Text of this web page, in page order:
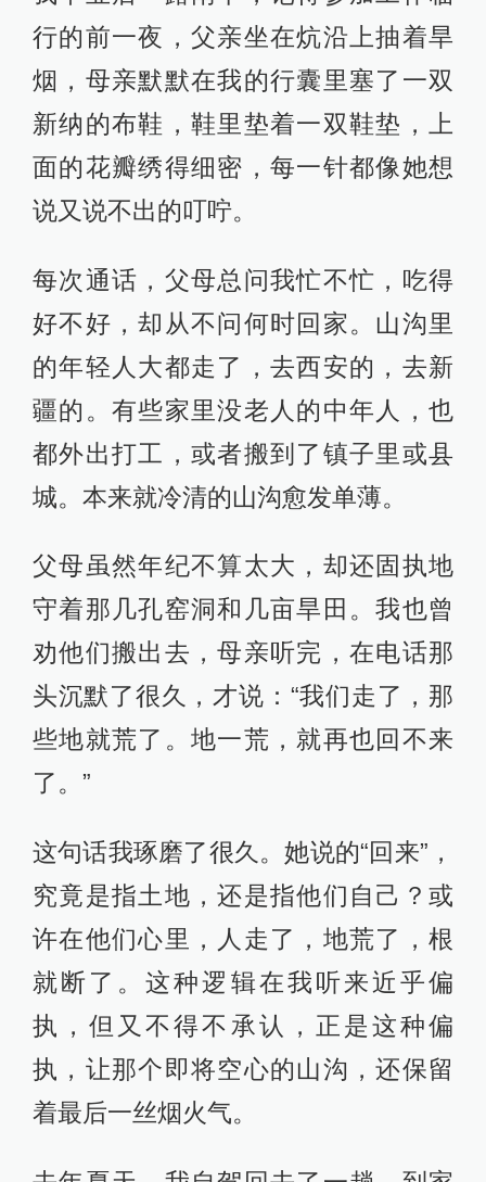
行的前一夜，父亲坐在炕沿上抽着旱
烟，母亲默默在我的行囊里塞了一双
新纳的布鞋，鞋里垫着一双鞋垫，上
面的花瓣绣得细密，每一针都像她想
说又说不出的叮咛。
每次通话，父母总问我忙不忙，吃得
好不好，却从不问何时回家。山沟里
的年轻人大都走了，去西安的，去新
疆的。有些家里没老人的中年人，也
都外出打工，或者搬到了镇子里或县
城。本来就冷清的山沟愈发单薄。
父母虽然年纪不算太大，却还固执地
守着那几孔窑洞和几亩旱田。我也曾
劝他们搬出去，母亲听完，在电话那
头沉默了很久，才说：“我们走了，那
些地就荒了。地一荒，就再也回不来
了。”
这句话我琢磨了很久。她说的“回来”，
究竟是指土地，还是指他们自己？或
许在他们心里，人走了，地荒了，根
就断了。这种逻辑在我听来近乎偏
执，但又不得不承认，正是这种偏
执，让那个即将空心的山沟，还保留
着最后一丝烟火气。